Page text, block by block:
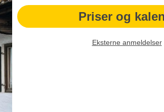
Priser og
Eksterne anmeldelser